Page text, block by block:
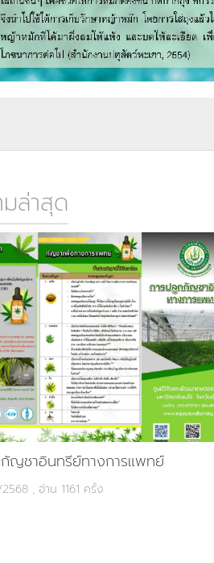
ล่าสุด
ญชาอินทรีย์ทางการแพทย์
, อ่าน 1161 ครั้ง